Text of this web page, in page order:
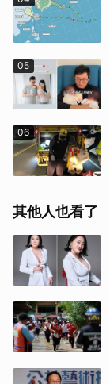
05
06
其他人也看了